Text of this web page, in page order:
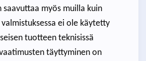
myös muilla kuin
ei ole käytetty
tuotteen teknisissä
täyttyminen on